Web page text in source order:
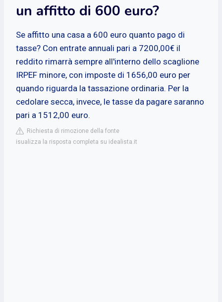
un affitto di 600 euro?
Se affitto una casa a 600 euro quanto pago di
tasse? Con entrate annuali pari a 7200,00€ il
reddito rimarrà sempre all'interno dello scaglione
IRPEF minore, con imposte di 1656,00 euro per
quando riguarda la tassazione ordinaria. Per la
cedolare secca, invece, le tasse da pagare saranno
pari a 1512,00 euro.
Richiesta di rimozione della fonte
isualizza la risposta completa su idealista.it